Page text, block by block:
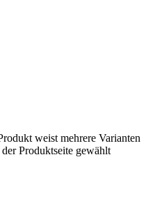
weist mehrere Varianten
Produktseite gewählt